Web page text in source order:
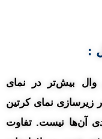
:
وال بیش‌تر در نمای
نمای کرتین
آن‌ها نیست. تفاوت